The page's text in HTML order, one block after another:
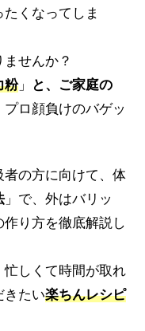
くなってしま
せんか？
粉」
と、ご家庭の
プロ顔負けのバゲッ
の方に向けて、体
」で、外はバリッ
り方を徹底解説し
しくて時間が取れ
きたい楽ちんレシピ